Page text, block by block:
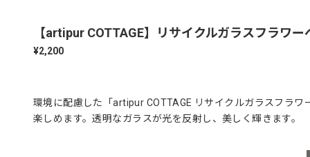
【artipur COTTAGE】リサイクルガラスフラワー
¥2,200
環境に配慮した「artipur COTTAGE リサイクルガラスフラ
楽しめます。透明なガラスが光を反射し、美しく輝きます。